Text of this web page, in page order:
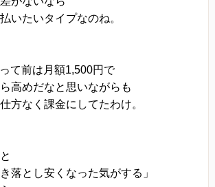
いたいタイプなのね。
て前は月額1,500円で
高めだなと思いながらも
方なく課金にしてたわけ。
落とし安くなった気がする」